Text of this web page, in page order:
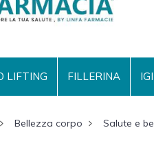
LIFTING FILLERINA
Bellezza corpo Salute e